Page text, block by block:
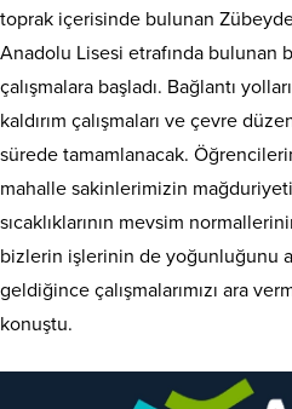
toprak içerisinde bulunan
Anadolu Lisesi etrafında bulunan
çalışmalara başladı. Bağlantı
kaldırım çalışmaları ve çevre
sürede tamamlanacak.
mahalle sakinlerimizin
sıcaklıklarının mevsim
bizlerin işlerinin de yoğunluğunu
geldiğince çalışmalarımızı ara
konuştu.